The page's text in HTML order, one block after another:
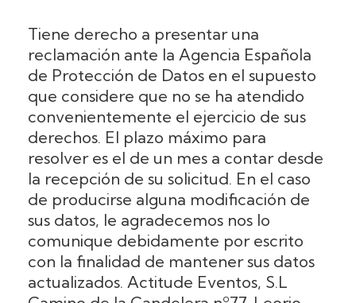
Tiene derecho a presentar una
reclamación ante la Agencia Española
de Protección de Datos en el supuesto
que considere que no se ha atendido
convenientemente el ejercicio de sus
derechos. El plazo máximo para
resolver es el de un mes a contar desde
la recepción de su solicitud. En el caso
de producirse alguna modificación de
sus datos, le agradecemos nos lo
comunique debidamente por escrito
con la finalidad de mantener sus datos
actualizados. Actitude Eventos, S.L